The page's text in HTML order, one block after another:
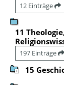
12 Einträge
11
197 Einträge
15